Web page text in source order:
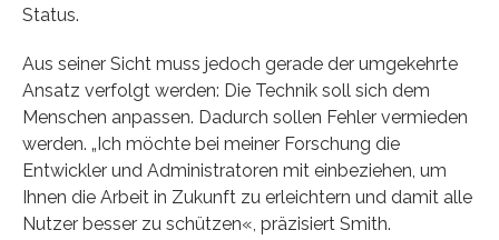
Status.
Aus seiner Sicht muss jedoch gerade der umgekehrte
Ansatz verfolgt werden: Die Technik soll sich dem
Menschen anpassen. Dadurch sollen Fehler vermieden
werden. „Ich möchte bei meiner Forschung die
Entwickler und Administratoren mit einbeziehen, um
Ihnen die Arbeit in Zukunft zu erleichtern und damit alle
Nutzer besser zu schützen«, präzisiert Smith.